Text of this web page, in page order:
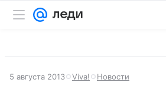
5 августа 2013 Viva! Новости